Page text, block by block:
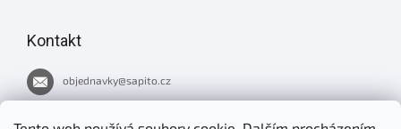
Kontakt
objednavky@sapito.cz